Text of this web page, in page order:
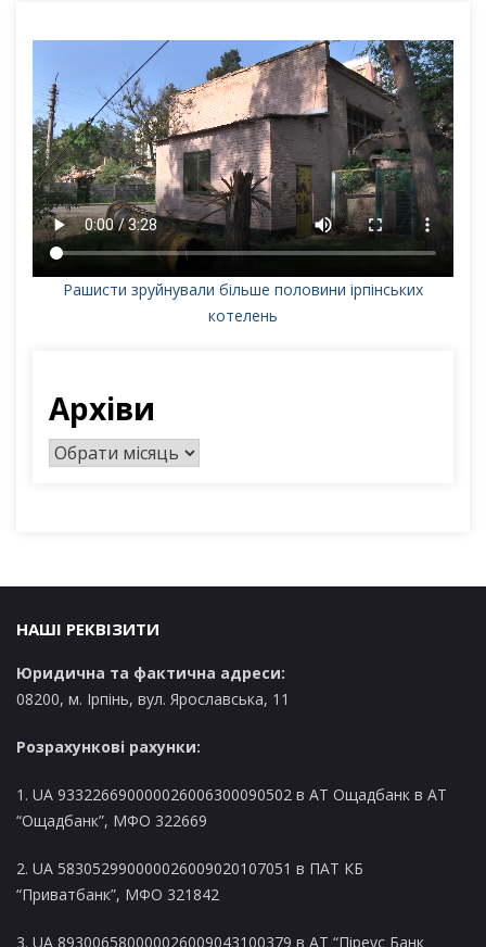
Рашисти зруйнували більше половини ірпінських
котелень
Архіви
А
НАШІ РЕКВІЗИТИ
Юридична та фактична адреси:
08200, м. Ірпінь, вул. Ярославська, 11
Розрахункові рахунки:
1. UA 933226690000026006300090502 в AT Ощадбанк в АТ
“Ощадбанк”, МФО 322669
2. UA 583052990000026009020107051 в ПАТ КБ
“Приватбанк”, МФО 321842
3. UA 893006580000026009043100379 в АТ “Піреус Банк